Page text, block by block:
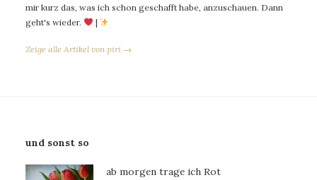
mir kurz das, was ich schon geschafft habe, anzuschauen. Dann
geht's wieder.
|
Zeige alle Artikel von piri →
und sonst so
ab morgen trage ich Rot